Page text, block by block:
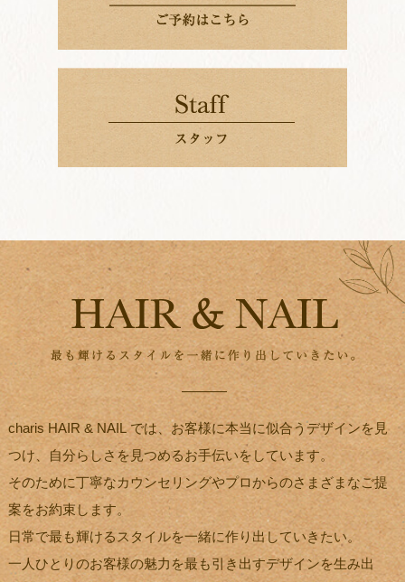
charis HAIR & NAIL では、お客様に本当に似合うデザインを見
つけ、自分らしさを見つめるお手伝いをしています。
そのために丁寧なカウンセリングやプロからのさまざまなご提
案をお約束します。
日常で最も輝けるスタイルを一緒に作り出していきたい。
一人ひとりのお客様の魅力を最も引き出すデザインを生み出